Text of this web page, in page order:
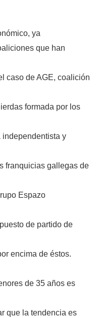
ya
que han
caso de AGE, coalición
formada por los
independentista y
franquicias gallegas de
Espazo
de partido de
encima de éstos.
de 35 años es
que la tendencia es